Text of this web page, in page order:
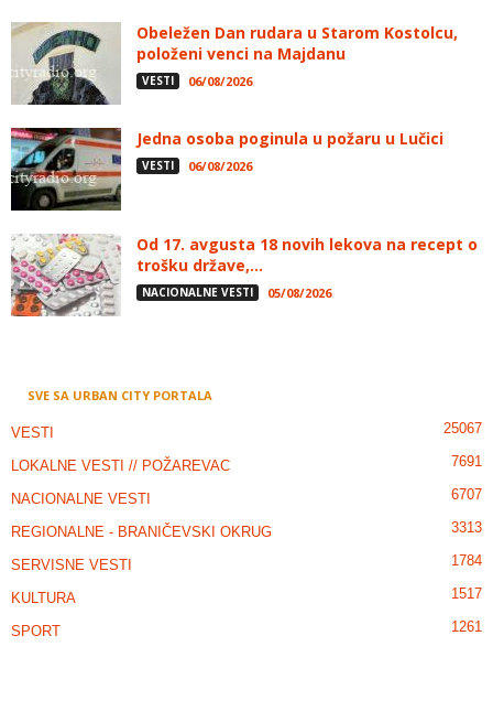
Obeležen Dan rudara u Starom Kostolcu,
položeni venci na Majdanu
VESTI 06/08/2026
Jedna osoba poginula u požaru u Lučici
VESTI 06/08/2026
Od 17. avgusta 18 novih lekova na recept o
trošku države,...
NACIONALNE VESTI 05/08/2026
SVE SA URBAN CITY PORTALA
VESTI 25067
LOKALNE VESTI // POŽAREVAC 7691
NACIONALNE VESTI 6707
REGIONALNE - BRANIČEVSKI OKRUG 3313
SERVISNE VESTI 1784
KULTURA 1517
SPORT 1261